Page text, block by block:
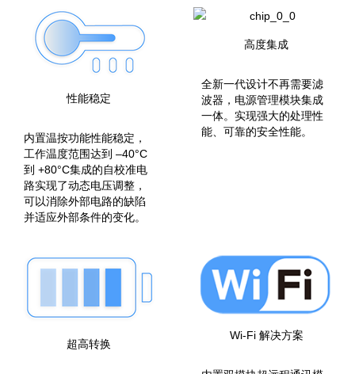
性能稳定
内置温按功能性能稳定，
工作温度范围达到 –40°C
到 +80°C集成的自校准电
路实现了动态电压调整，
可以消除外部电路的缺陷
并适应外部条件的变化。
高度集成
全新一代设计不再需要滤
波器，电源管理模块集成
一体。实现强大的处理性
能、可靠的安全性能。
超高转换
Wi-Fi 解决方案